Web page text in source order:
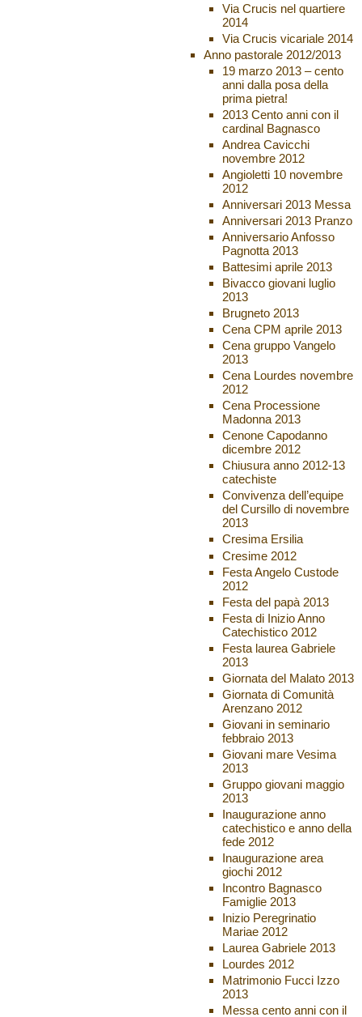
Via Crucis nel quartiere
2014
Via Crucis vicariale 2014
Anno pastorale 2012/2013
19 marzo 2013 – cento
anni dalla posa della
prima pietra!
2013 Cento anni con il
cardinal Bagnasco
Andrea Cavicchi
novembre 2012
Angioletti 10 novembre
2012
Anniversari 2013 Messa
Anniversari 2013 Pranzo
Anniversario Anfosso
Pagnotta 2013
Battesimi aprile 2013
Bivacco giovani luglio
2013
Brugneto 2013
Cena CPM aprile 2013
Cena gruppo Vangelo
2013
Cena Lourdes novembre
2012
Cena Processione
Madonna 2013
Cenone Capodanno
dicembre 2012
Chiusura anno 2012-13
catechiste
Convivenza dell’equipe
del Cursillo di novembre
2013
Cresima Ersilia
Cresime 2012
Festa Angelo Custode
2012
Festa del papà 2013
Festa di Inizio Anno
Catechistico 2012
Festa laurea Gabriele
2013
Giornata del Malato 2013
Giornata di Comunità
Arenzano 2012
Giovani in seminario
febbraio 2013
Giovani mare Vesima
2013
Gruppo giovani maggio
2013
Inaugurazione anno
catechistico e anno della
fede 2012
Inaugurazione area
giochi 2012
Incontro Bagnasco
Famiglie 2013
Inizio Peregrinatio
Mariae 2012
Laurea Gabriele 2013
Lourdes 2012
Matrimonio Fucci Izzo
2013
Messa cento anni con il